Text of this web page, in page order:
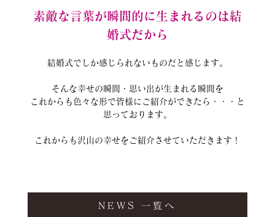
素敵な言葉が瞬間的に生まれるのは結
婚式だから
結婚式でしか感じられないものだと感じます。
そんな幸せの瞬間・思い出が生まれる瞬間を
これからも色々な形で皆様にご紹介ができたら・・・と
思っております。
これからも沢山の幸せをご紹介させていただきます！
NEWS 一覧へ